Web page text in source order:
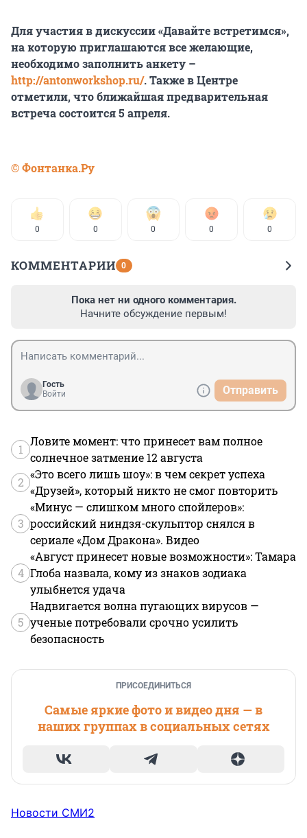
Для участия в дискуссии «Давайте встретимся»,
на которую приглашаются все желающие,
необходимо заполнить анкету –
http://antonworkshop.ru/. Также в Центре
отметили, что ближайшая предварительная
встреча состоится 5 апреля.
© Фонтанка.Ру
0 0 0 0 0
КОММЕНТАРИИ 0
Пока нет ни одного комментария.
Начните обсуждение первым!
Гость
Войти
Отправить
1
Ловите момент: что принесет вам полное
солнечное затмение 12 августа
2
«Это всего лишь шоу»: в чем секрет успеха
«Друзей», который никто не смог повторить
3
«Минус — слишком много спойлеров»:
российский ниндзя-скульптор снялся в
сериале «Дом Дракона». Видео
4
«Август принесет новые возможности»: Тамара
Глоба назвала, кому из знаков зодиака
улыбнется удача
5
Надвигается волна пугающих вирусов —
ученые потребовали срочно усилить
безопасность
ПРИСОЕДИНИТЬСЯ
Самые яркие фото и видео дня — в
наших группах в социальных сетях
Новости СМИ2